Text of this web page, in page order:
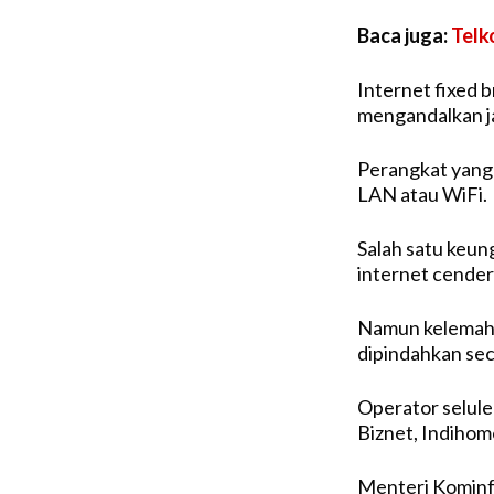
Baca juga:
Internet fixed
mengandalkan
Perangkat
LAN atau WiFi.
Salah satu
internet
Namun
dipindahkan
Operator
Biznet,
Menteri